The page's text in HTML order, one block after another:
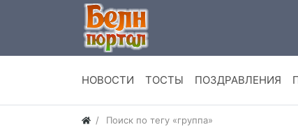
НОВОСТИ ТОСТЫ ПОЗДРАВЛЕНИЯ
Поиск по тегу «группа»